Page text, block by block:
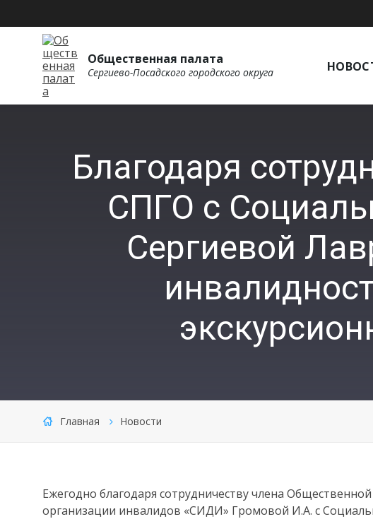
Общественная палата
Сергиево-Посадского городского округа
Благодаря
СПГО с
Сергиевой
Главная Новости
Ежегодно благодаря сотрудничеству члена
организации инвалидов «СИДИ» Громовой И.А. с